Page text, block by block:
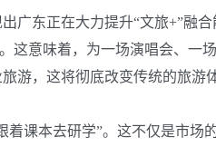
东正在大力提升“文旅+”融
这意味着，为一场演唱会、
游，这将彻底改变传统的旅
课本去研学”。这不仅是市